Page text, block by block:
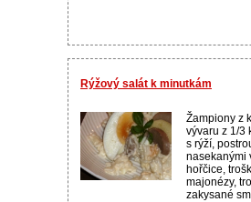
Rýžový salát k minutkám
Žampiony z
vývaru z 1/3
s rýží,
nasekanými
hořčice,
majonézy,
zakysané